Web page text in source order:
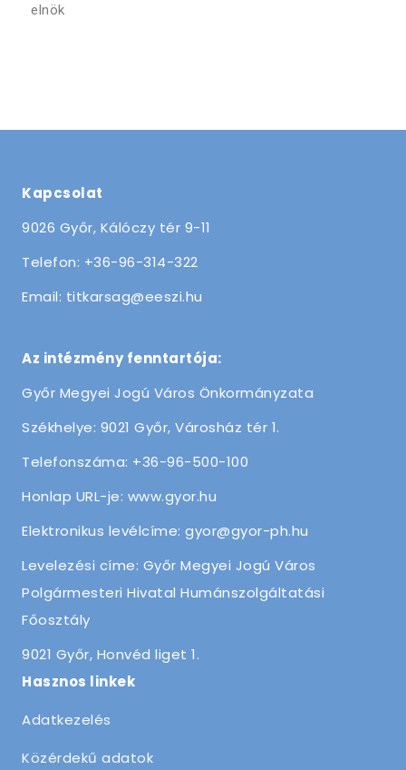
elnök
Kapcsolat
9026 Győr, Kálóczy tér 9-11
Telefon: +36-96-314-322
Email: titkarsag@eeszi.hu
Az intézmény fenntartója:
Győr Megyei Jogú Város Önkormányzata
Székhelye: 9021 Győr, Városház tér 1.
Telefonszáma: +36-96-500-100
Honlap URL-je: www.gyor.hu
Elektronikus levélcíme: gyor@gyor-ph.hu
Levelezési címe: Győr Megyei Jogú Város
Polgármesteri Hivatal Humánszolgáltatási
Főosztály
9021 Győr, Honvéd liget 1.
Hasznos linkek
Adatkezelés
Közérdekű adatok